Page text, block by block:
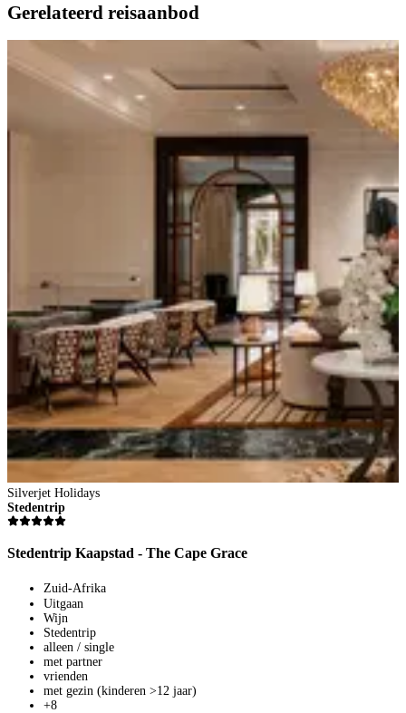
Gerelateerd reisaanbod
Silverjet Holidays
Stedentrip
Stedentrip Kaapstad - The Cape Grace
Zuid-Afrika
Uitgaan
Wijn
Stedentrip
alleen / single
met partner
vrienden
met gezin (kinderen >12 jaar)
+8